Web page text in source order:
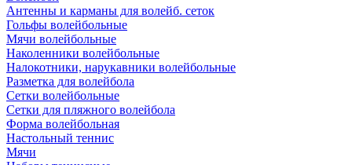
Антенны и карманы для волейб. сеток
Гольфы волейбольные
Мячи волейбольные
Наколенники волейбольные
Налокотники, нарукавники волейбольные
Разметка для волейбола
Сетки волейбольные
Сетки для пляжного волейбола
Форма волейбольная
Настольный теннис
Мячи